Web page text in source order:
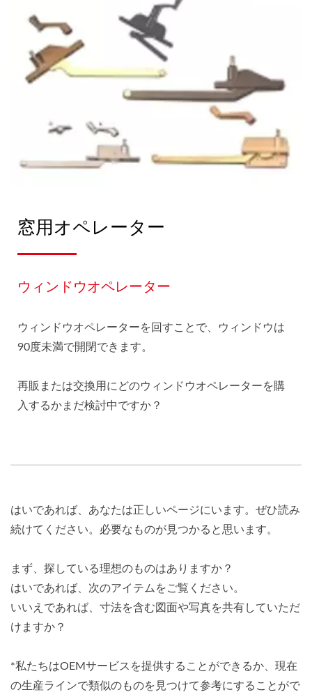
窓用オペレーター
ウィンドウオペレーター
ウィンドウオペレーターを回すことで、ウィンドウは
90度未満で開閉できます。
再販または交換用にどのウィンドウオペレーターを購
入するかまだ検討中ですか？
はいであれば、あなたは正しいページにいます。ぜひ読み
続けてください。必要なものが見つかると思います。
まず、探している理想のものはありますか？
はいであれば、次のアイテムをご覧ください。
いいえであれば、寸法を含む図面や写真を共有していただ
けますか？
*私たちはOEMサービスを提供することができるか、現在
の生産ラインで類似のものを見つけて参考にすることがで